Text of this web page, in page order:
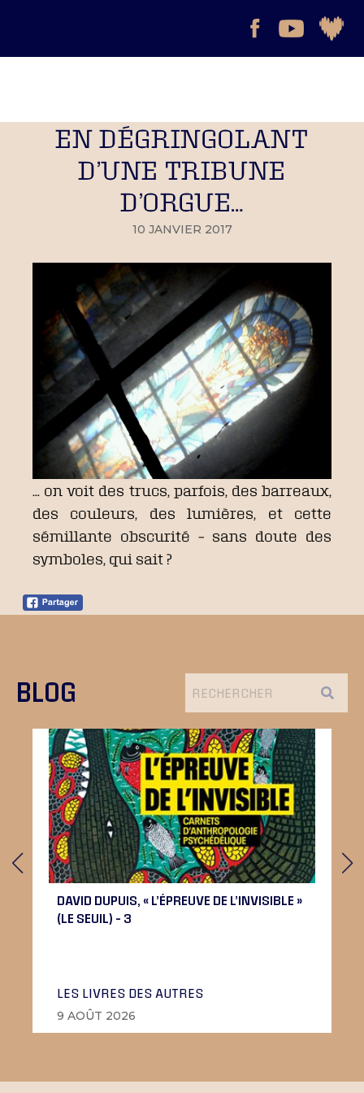
EN DÉGRINGOLANT
D’UNE TRIBUNE
D’ORGUE…
10 JANVIER 2017
… on voit des trucs, parfois, des barreaux,
des couleurs, des lumières, et cette
sémillante obscurité – sans doute des
symboles, qui sait ?
BLOG
DAVID DUPUIS, « L’ÉPREUVE DE L’INVISIBLE »
(LE SEUIL) – 3
LES LIVRES DES AUTRES
9 AOÛT 2026